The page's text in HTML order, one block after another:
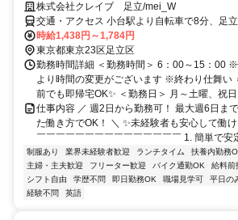
株式会社クレイブ 足立/mei_W
交通・アクセス 小台駅より自転車で8分、足
分
時給1,438円～1,784円
東京都東京23区足立区
勤務時間詳細 ＜勤務時間＞ 6：00～15：00
より時間の変更がございます ※終わり仕舞い
前でも即帰宅OK✨ ＜勤務日＞ 月～土曜、祝
仕事内容 ／ 週2日から勤務可！ 最大週6日ま
た働き方でOK！ ＼ ✨未経験者も安心して働
￣￣￣￣￣￣￣￣￣￣￣￣￣￣￣ 1. 簡単で安
制服あり 業界未経験者歓迎 ランチタイム 扶養内勤務
主婦・主夫歓迎
フリーター歓迎 バイク通勤OK 給料前
シフト自由
学歴不問 即日勤務OK 職場見学可 平日の
経験不問
英語